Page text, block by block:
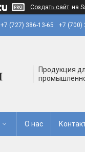
Создать сайт на
+7 (727) 386-13-65 +7 (700)
Продукция
О нас